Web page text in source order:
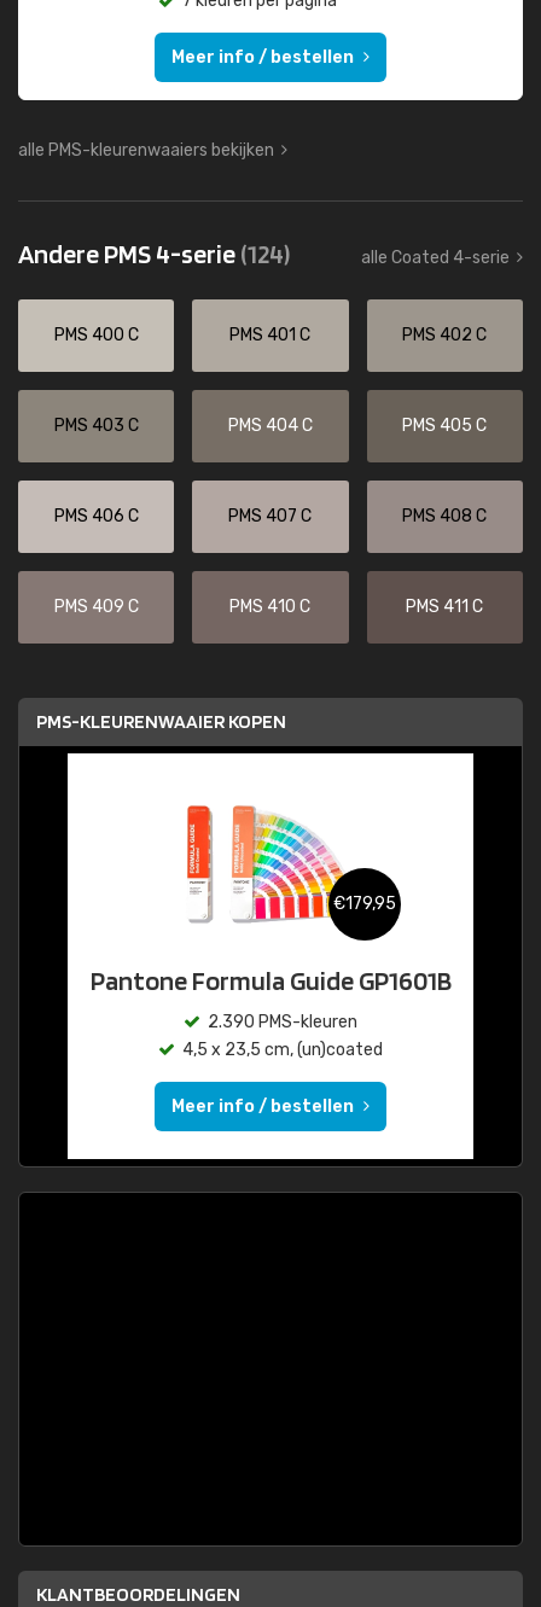
Meer info / bestellen
alle PMS-kleurenwaaiers bekijken
Andere PMS 4-serie(124) alle Coated 4-serie
PMS 400 C PMS 401 C PMS 402 C
PMS 403 C PMS 404 C PMS 405 C
PMS 406 C PMS 407 C PMS 408 C
PMS 409 C PMS 410 C PMS 411 C
PMS-KLEURENWAAIER KOPEN
€179,95
Pantone Formula Guide GP1601B
2.390 PMS-kleuren
4,5 x 23,5 cm, (un)coated
Meer info / bestellen
KLANTBEOORDELINGEN